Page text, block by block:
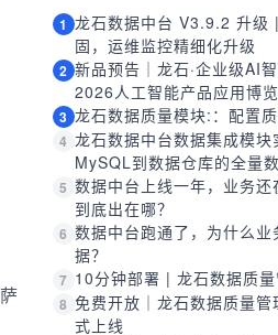
1 龙石数据中台 V3.9.2 升级
固，运维监控精细化升级
2 新品预告｜龙石·企业级AI
2026人工智能产品应用博
3 龙石数据质量模块:：配置
4 龙石数据中台数据集成模块
MySQL到数据仓库的全量
5 数据中台上线一年，业务
到底出在哪？
6 数据中台跑通了，为什么业
据？
7 10分钟部署 | 龙石数据质量
8 免费开放｜龙石数据质量管
式上线